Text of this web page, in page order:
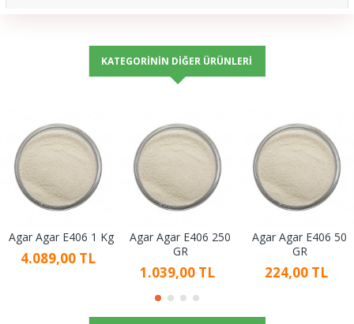
KATEGORININ DIĞER ÜRÜNLERI
Agar Agar E406 1 Kg
4.089,00 TL
Agar Agar E406 250
GR
1.039,00 TL
Agar Agar E406 50
GR
224,00 TL